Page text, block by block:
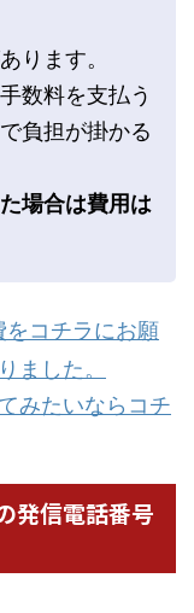
ります。
数料を支払う
負担が掛かる
場合は費用は
コチラにお願
ました。
みたいならコチ
発信電話番号